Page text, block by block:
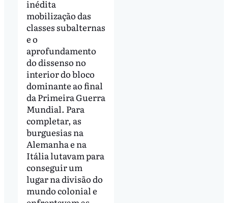
inédita
mobilização das
classes subalternas
e o
aprofundamento
do dissenso no
interior do bloco
dominante ao final
da Primeira Guerra
Mundial. Para
completar, as
burguesias na
Alemanha e na
Itália lutavam para
conseguir um
lugar na divisão do
mundo colonial e